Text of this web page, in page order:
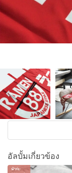
อัลบั้มเกี่ยวข้อง